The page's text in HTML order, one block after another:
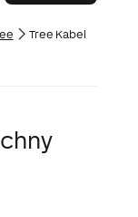
Tree Kabel